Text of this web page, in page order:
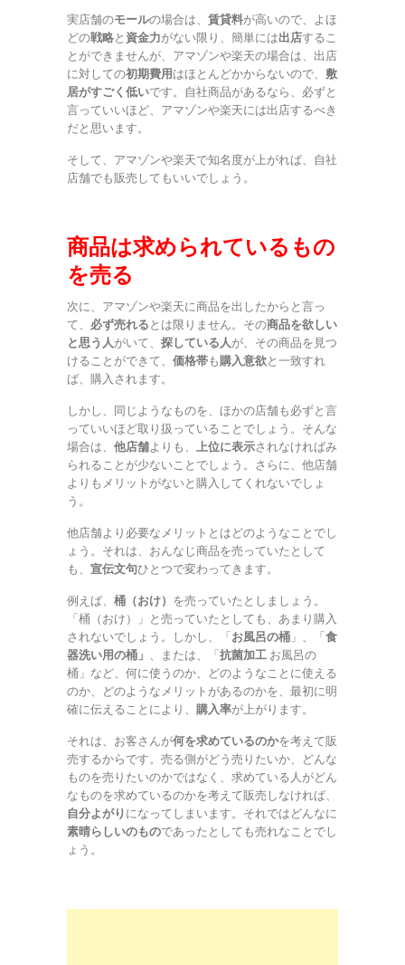
実店舗のモールの場合は、 賃貸料が高いので、よほ
どの戦略と 資金力がない限り、簡単には出店するこ
とができませんが、アマゾンや楽天の場合は、出店
に対しての初期費用はほとんどかからないので、 敷
居がすごく低いです。自社商品があるなら、必ずと
言っていいほど、アマゾンや楽天には出店するべき
だと思います。
そして、アマゾンや楽天で知名度が上がれば、自社
店舗でも販売してもいいでしょう。
商品は求められているもの
を売る
次に、アマゾンや楽天に商品を出したからと言っ
て、 必ず売れるとは限りません。その商品を欲しい
と思う人がいて、 探している人が、その商品を見つ
けることができて、 価格帯も購入意欲と一致すれ
ば、購入されます。
しかし、同じようなものを、ほかの店舗も必ずと言
っていいほど取り扱っていることでしょう。そんな
場合は、 他店舗よりも、 上位に表示されなければみ
られることが少ないことでしょう。さらに、他店舗
よりもメリットがないと購入してくれないでしょ
う。
他店舗より必要なメリットとはどのようなことでし
ょう。それは、おんなじ商品を売っていたとして
も、 宣伝文句ひとつで変わってきます。
例えば、 桶（おけ） を売っていたとしましょう。
「桶（おけ）」と売っていたとしても、あまり購入
されないでしょう。しかし、「お風呂の桶 」、「食
器洗い用の桶」 、または、「抗菌加工 お風呂の
桶」など、何に使うのか、どのようなことに使える
のか、どのようなメリットがあるのかを、最初に明
確に伝えることにより、 購入率が上がります。
それは、お客さんが何を求めているのかを考えて販
売するからです。売る側がどう売りたいか、どんな
ものを売りたいのかではなく、求めている人がどん
なものを求めているのかを考えて販売しなければ、
自分よがりになってしまいます。それではどんなに
素晴らしいのものであったとしても売れなことでし
ょう。